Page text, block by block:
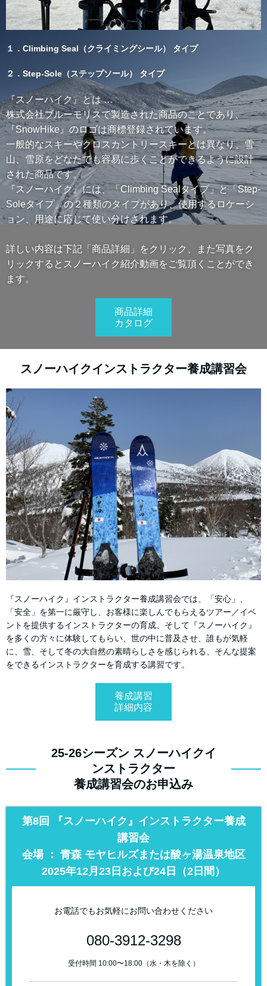
１．Climbing Seal（クライミングシール） タイプ
２．Step-Sole（ステップソール） タイプ
『スノーハイク』とは …
株式会社ブルーモリスで製造された商品のことであり、
『SnowHike』のロゴは商標登録されています。
一般的なスキーやクロスカントリースキーとは異なり、雪
山、雪原をどなたでも容易に歩くことができるように設計
された商品です。
『スノーハイク』には、「Climbing Sealタイプ」と「Step-
Soleタイプ」の２種類のタイプがあり、使用するロケーシ
ョン、用途に応じて使い分けされます。
詳しい内容は下記「商品詳細」をクリック、また写真をク
リックするとスノーハイク紹介動画をご覧頂くことができ
ます。
商品詳細
カタログ
スノーハイクインストラクター養成講習会
『スノーハイク』インストラクター養成講習会では、「安心」、
「安全」を第一に厳守し、お客様に楽しんでもらえるツアー／イベ
ントを提供するインストラクターの育成、そして『スノーハイク』
を多くの方々に体験してもらい、世の中に普及させ、誰もが気軽
に、雪、そして冬の大自然の素晴らしさを感じられる、そんな提案
をできるインストラクターを育成する講習です。
養成講習
詳細内容
25-26シーズン スノーハイクイ
ンストラクター
養成講習会のお申込み
第8回 『スノーハイク』インストラクター養成
講習会
会場 ： 青森 モヤヒルズまたは酸ヶ湯温泉地区
2025年12月23日および24日（2日間）
お電話でもお気軽にお問い合わせください
080-3912-3298
受付時間 10:00〜18:00（水・木を除く）